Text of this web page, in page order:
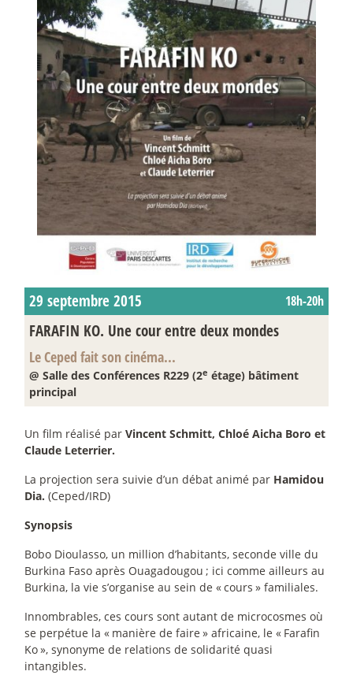
29 septembre 2015 18h-20h
FARAFIN KO. Une cour entre deux mondes
Le Ceped fait son cinéma...
@ Salle des Conférences R229 (2e étage) bâtiment
principal
Un film réalisé par Vincent Schmitt, Chloé Aicha Boro et
Claude Leterrier.
La projection sera suivie d’un débat animé par Hamidou
Dia. (Ceped/IRD)
Synopsis
Bobo Dioulasso, un million d’habitants, seconde ville du
Burkina Faso après Ouagadougou ; ici comme ailleurs au
Burkina, la vie s’organise au sein de «cours » familiales.
Innombrables, ces cours sont autant de microcosmes où
se perpétue la « manière de faire » africaine, le « Farafin
Ko», synonyme de relations de solidarité quasi
intangibles.